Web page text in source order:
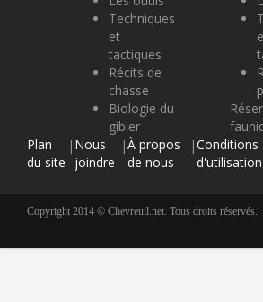
Techniques
et
tactiques
Récits de
chasse
Biologie du
gibier
Plan
du site
| Nous
joindre
|À propos
de nous
|Conditions
d'utilisation
Copyright 2014 © Chevreuil.net. Tous droits réservés.